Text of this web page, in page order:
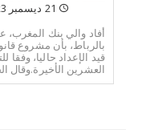
أفاد والي بنك المغرب،
بالرباط، بأن مشروع
قيد الإعداد حاليا،
العشرين الأخيرة.وقال